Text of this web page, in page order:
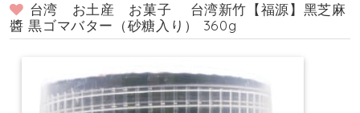
台湾 お土産 お菓子 台湾新竹【福源】黑芝麻
醬 黒ゴマバター（砂糖入り） 360g